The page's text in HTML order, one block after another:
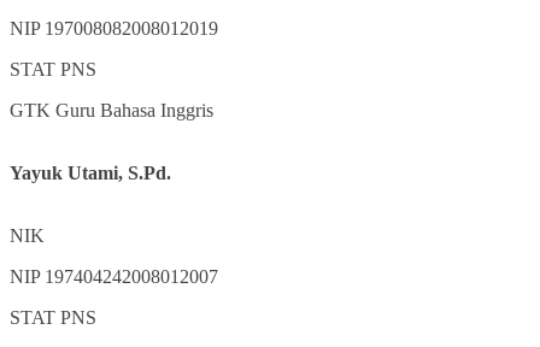
NIP 197008082008012019
STAT PNS
GTK Guru Bahasa Inggris
Yayuk Utami, S.Pd.
NIK
NIP 197404242008012007
STAT PNS